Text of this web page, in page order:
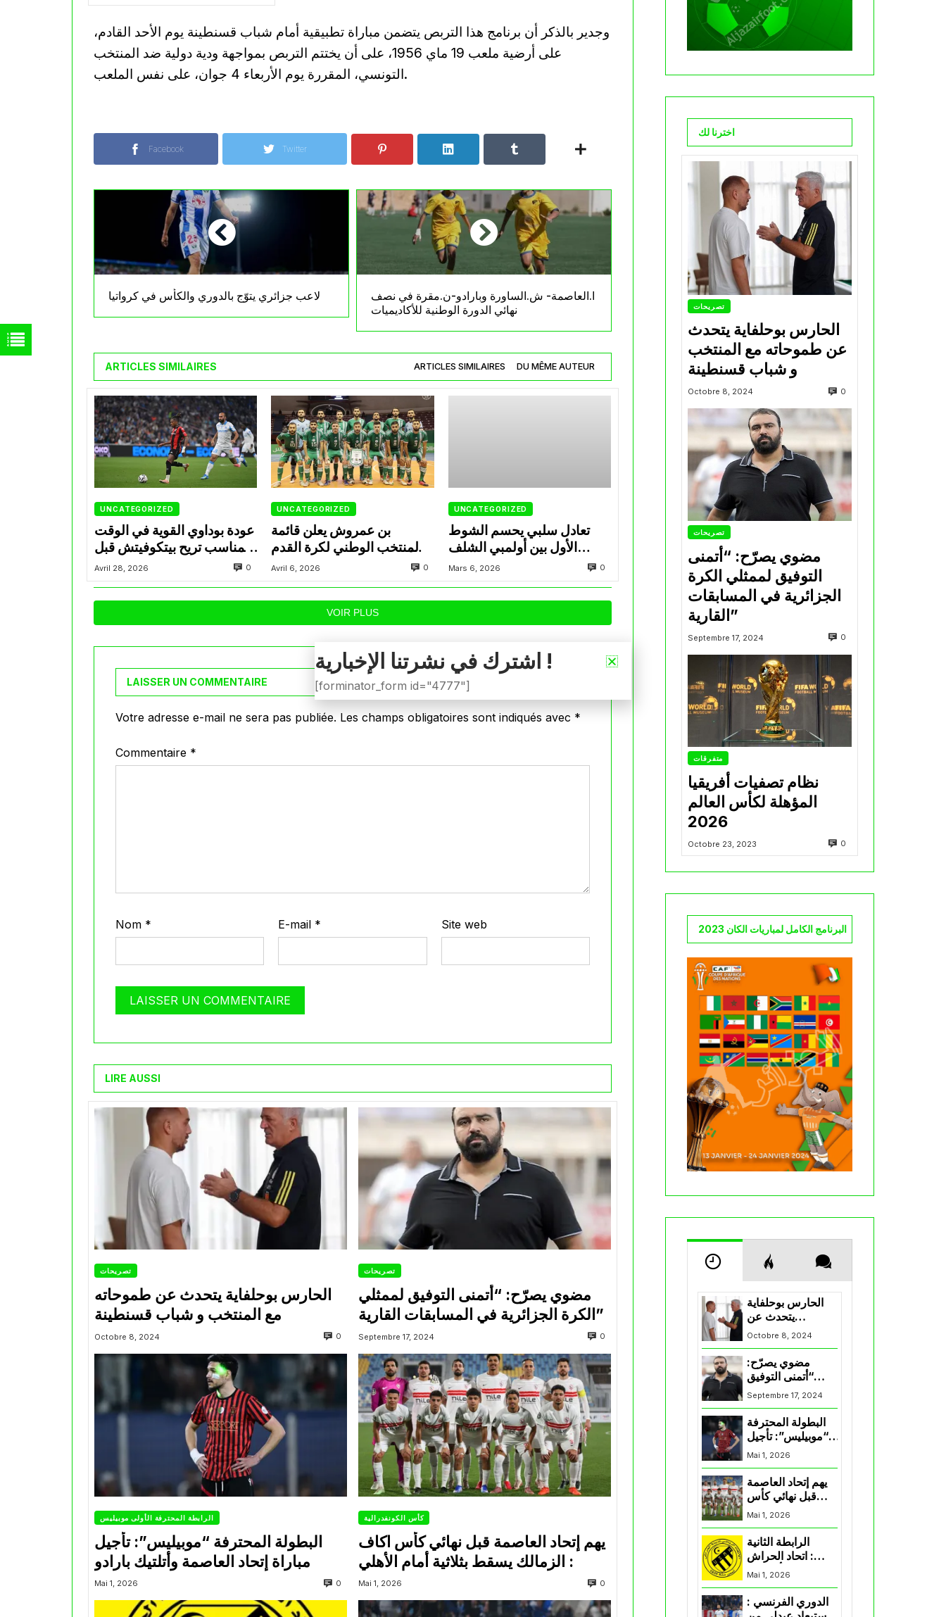
وجدير بالذكر أن برنامج هذا التربص يتضمن مباراة تطبيقية أمام شباب قسنطينة يوم الأحد القادم،
على أرضية ملعب 19 ماي 1956، على أن يختتم التربص بمواجهة ودية دولية ضد المنتخب
التونسي، المقررة يوم الأربعاء 4 جوان، على نفس الملعب.
Facebook Twitter
لاعب جزائري يتوّج بالدوري والكأس في كرواتيا
ا.العاصمة- ش.الساورة وبارادو-ن.مقرة في نصف
نهائي الدورة الوطنية للأكاديميات
ARTICLES SIMILAIRES ARTICLES SIMILAIRES DU MÊME AUTEUR
UNCATEGORIZED
عودة بوداوي القوية في الوقت
المناسب تريح بيتكوفيتش قبل
التحدي المونديالي
Avril 28, 2026 0
UNCATEGORIZED
بن عمروش يعلن قائمة
المنتخب الوطني لكرة القدم
داخل القاعة المعنية بوديتي
مصر
Avril 6, 2026 0
UNCATEGORIZED
تعادل سلبي يحسم الشوط
الأول بين أولمبي الشلف
ووفاق سطيف
Mars 6, 2026 0
VOIR PLUS
LAISSER UN COMMENTAIRE
Votre adresse e-mail ne sera pas publiée. Les champs obligatoires sont indiqués avec *
Commentaire *
Nom * E-mail * Site web
LIRE AUSSI
تصريحات
الحارس بوحلفاية يتحدث عن طموحاته
مع المنتخب و شباب قسنطينة
Octobre 8, 2024 0
تصريحات
مضوي يصرّح: “أتمنى التوفيق لممثلي
الكرة الجزائرية في المسابقات القارية”
Septembre 17, 2024 0
الرابطة المحترفة الأولى موبيليس
البطولة المحترفة “موبيليس”: تأجيل
مباراة إتحاد العاصمة وأتلتيك بارادو
Mai 1, 2026 0
كأس الكونفدرالية
يهم إتحاد العاصمة قبل نهائي كأس اكاف
Mai 1, 2026 0
اخترنا لك
تصريحات
الحارس بوحلفاية يتحدث
عن طموحاته مع المنتخب
و شباب قسنطينة
Octobre 8, 2024 0
تصريحات
مضوي يصرّح: “أتمنى
التوفيق لممثلي الكرة
الجزائرية في المسابقات
القارية”
Septembre 17, 2024 0
متفرقات
نظام تصفيات أفريقيا
المؤهلة لكأس العالم
2026
Octobre 23, 2023 0
البرنامج الكامل لمباريات الكان 2023
الحارس بوحلفاية
يتحدث عن
طموحاته مع
المنتخب و شباب
قسنطينة
Octobre 8, 2024
مضوي يصرّح:
“أتمنى التوفيق
لممثلي الكرة
الجزائرية في
Septembre 17, 2024
البطولة المحترفة
“موبيليس”: تأجيل
مباراة إتحاد
العاصمة وأتلتيك
بارادو
Mai 1, 2026
يهم إتحاد العاصمة
قبل نهائي كأس
اكاف : الزمالك
يسقط بثلاثية أمام
Mai 1, 2026
الرابطة الثانية
: اتحاد الحراش
يحسم التأهل إلى
“البلاي أوف”
Mai 1, 2026
الدوري الفرنسي :
اشترك في نشرتنا الإخبارية !
[forminator_form id="4777"]